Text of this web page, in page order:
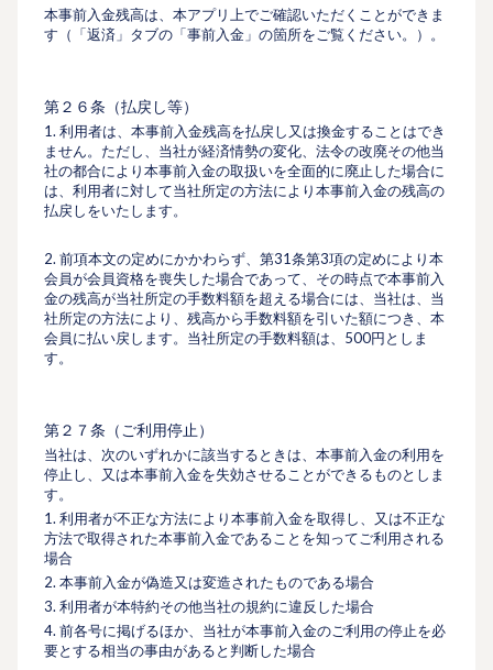
本事前入金残高は、本アプリ上でご確認いただくことができま
す（「返済」タブの「事前入金」の箇所をご覧ください。）。
第２６条（払戻し等）
1. 利用者は、本事前入金残高を払戻し又は換金することはでき
ません。ただし、当社が経済情勢の変化、法令の改廃その他当
社の都合により本事前入金の取扱いを全面的に廃止した場合に
は、利用者に対して当社所定の方法により本事前入金の残高の
払戻しをいたします。
2. 前項本文の定めにかかわらず、第31条第3項の定めにより本
会員が会員資格を喪失した場合であって、その時点で本事前入
金の残高が当社所定の手数料額を超える場合には、当社は、当
社所定の方法により、残高から手数料額を引いた額につき、本
会員に払い戻します。当社所定の手数料額は、500円としま
す。
第２７条（ご利用停止）
当社は、次のいずれかに該当するときは、本事前入金の利用を
停止し、又は本事前入金を失効させることができるものとしま
す。
1. 利用者が不正な方法により本事前入金を取得し、又は不正な
方法で取得された本事前入金であることを知ってご利用される
場合
2. 本事前入金が偽造又は変造されたものである場合
3. 利用者が本特約その他当社の規約に違反した場合
4. 前各号に掲げるほか、当社が本事前入金のご利用の停止を必
要とする相当の事由があると判断した場合